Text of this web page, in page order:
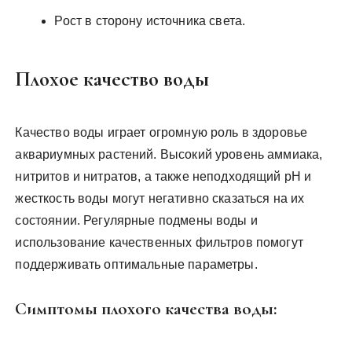
Рост в сторону источника света.
Плохое качество воды
Качество воды играет огромную роль в здоровье
аквариумных растений. Высокий уровень аммиака,
нитритов и нитратов, а также неподходящий pH и
жесткость воды могут негативно сказаться на их
состоянии. Регулярные подмены воды и
использование качественных фильтров помогут
поддерживать оптимальные параметры.
Симптомы плохого качества воды: